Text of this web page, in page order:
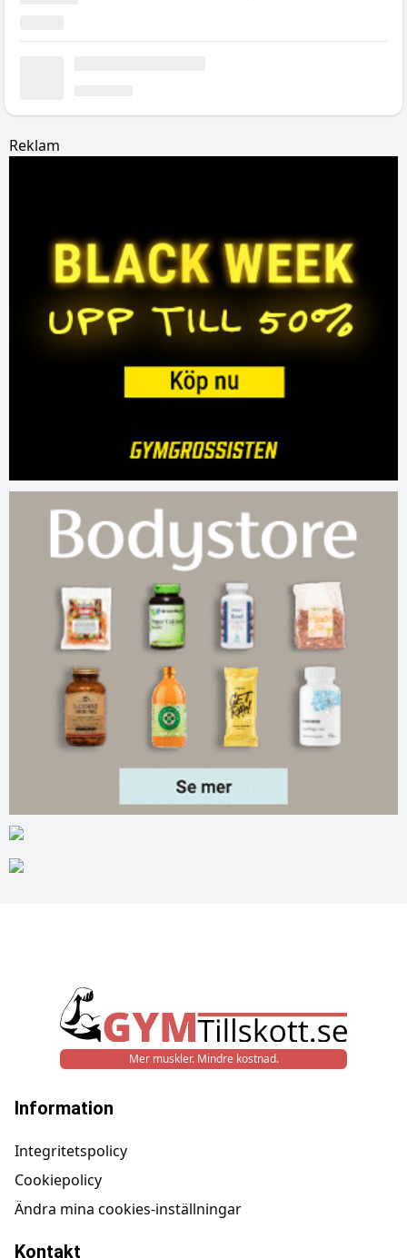
Reklam
Mer muskler. Mindre kostnad.
Information
Integritetspolicy
Cookiepolicy
Ändra mina cookies-inställningar
Kontakt